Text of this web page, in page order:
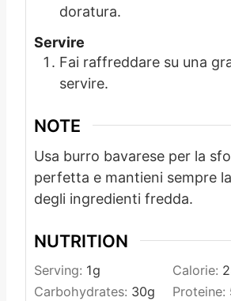
doratura.
Servire
Fai raffreddare su una
servire.
NOTE
Usa burro bavarese per la
perfetta e mantieni sempre
degli ingredienti fredda.
NUTRITION
Serving: 1g Calorie:
Carbohydrates: 30g Proteine: